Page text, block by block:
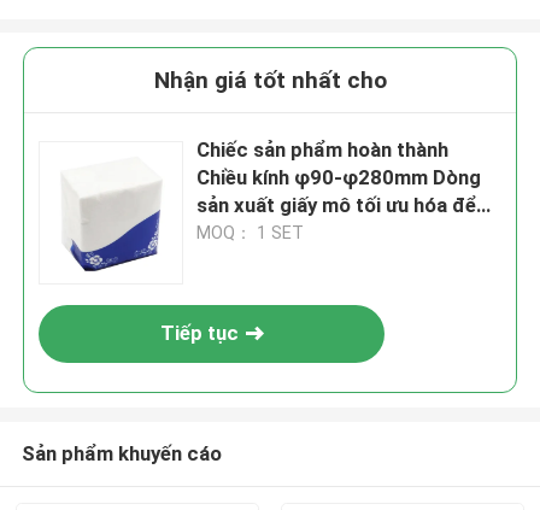
Nhận giá tốt nhất cho
Chiếc sản phẩm hoàn thành
Chiều kính φ90-φ280mm Dòng
sản xuất giấy mô tối ưu hóa để
xử lý Grammage 13-40g mỗi mét
MOQ： 1 SET
Tiếp tục
Sản phẩm khuyến cáo